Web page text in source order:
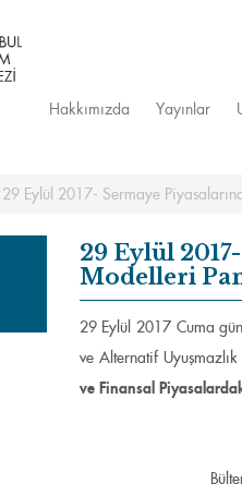
Hakkımızda Yayınlar
29 Eylül 2017- Sermaye
29 Eylül
Modelleri
29 Eylül 2017 Cuma
ve Alternatif
ve Finansal